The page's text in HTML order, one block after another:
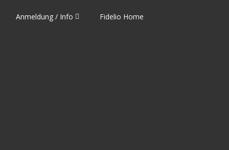
Anmeldung / Info Fidelio Home